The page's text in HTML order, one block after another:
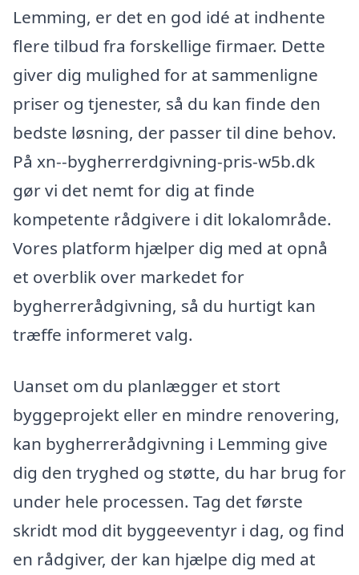
Lemming, er det en god idé at indhente
flere tilbud fra forskellige firmaer. Dette
giver dig mulighed for at sammenligne
priser og tjenester, så du kan finde den
bedste løsning, der passer til dine behov.
På xn--bygherrerdgivning-pris-w5b.dk
gør vi det nemt for dig at finde
kompetente rådgivere i dit lokalområde.
Vores platform hjælper dig med at opnå
et overblik over markedet for
bygherrerådgivning, så du hurtigt kan
træffe informeret valg.
Uanset om du planlægger et stort
byggeprojekt eller en mindre renovering,
kan bygherrerådgivning i Lemming give
dig den tryghed og støtte, du har brug for
under hele processen. Tag det første
skridt mod dit byggeeventyr i dag, og find
en rådgiver, der kan hjælpe dig med at